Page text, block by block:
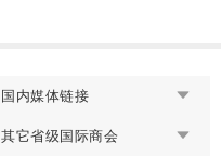
国内媒体链接
其它省级国际商会